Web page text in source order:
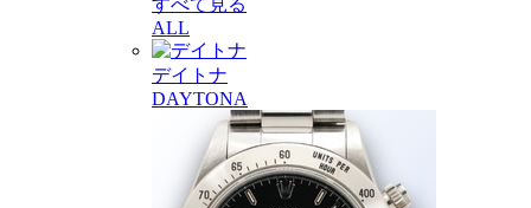
すべて見る
ALL
デイトナ
DAYTONA